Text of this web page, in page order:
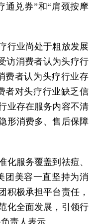
通兑券”和“肩颈按摩
行业尚处于粗放发展
访消费者认为头疗行
费者认为头疗行业存
者对头疗行业缺乏信
业存在服务内容不清
形消费多、售后保障
化服务覆盖到祛痘、
团美容一直坚持为消
积极承担平台责任，
化全面发展，引领行